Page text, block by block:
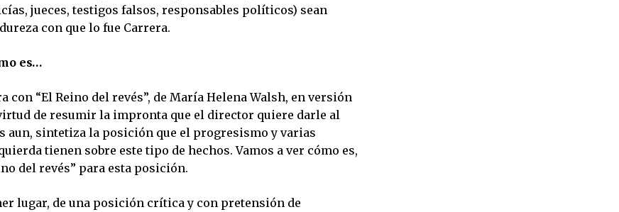
jueces, testigos falsos, responsables políticos) sean
con que lo fue Carrera.
es…
con “El Reino del revés”, de María Helena Walsh, en versión
de resumir la impronta que el director quiere darle al
aun, sintetiza la posición que el progresismo y varias
tienen sobre este tipo de hechos. Vamos a ver cómo es,
del revés” para esta posición.
lugar, de una posición crítica y con pretensión de